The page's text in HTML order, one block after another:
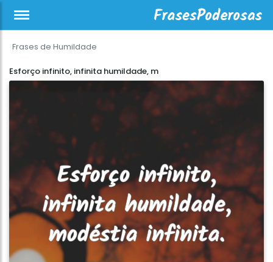
Frases de Humildade
Esforço infinito, infinita humildade, m